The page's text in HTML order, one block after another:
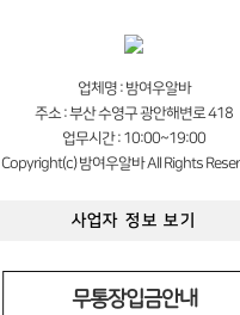
업체명 : 밤여우알바
주소 : 부산 수영구 광안해변로 418
업무시간 : 10:00~19:00
Copyright(c) 밤여우알바 All Rights
사업자 정보 보기
무통장입금안내